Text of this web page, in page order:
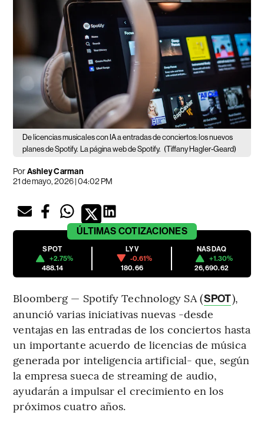
De licencias musicales con IA a entradas de conciertos: los nuevos
planes de Spotify.
La página web de Spotify. (Tiffany Hagler-Geard)
PorAshley Carman
21 de mayo, 2026 | 04:02 PM
ÚLTIMAS COTIZACIONES
SPOT
+2.75%
488.14
LYV
-0.61%
180.66
NASDAQ
+1.30%
26,690.62
Bloomberg — Spotify Technology SA (SPOT),
anunció varias iniciativas nuevas -desde
ventajas en las entradas de los conciertos hasta
un importante acuerdo de licencias de música
generada por inteligencia artificial- que, según
la empresa sueca de streaming de audio,
ayudarán a impulsar el crecimiento en los
próximos cuatro años.